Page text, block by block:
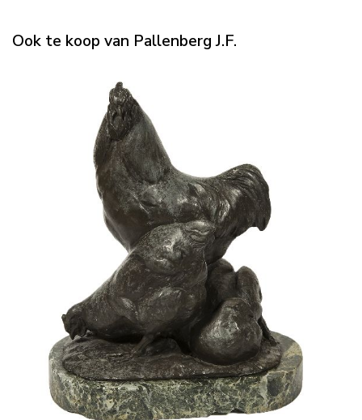
Ook te koop van Pallenberg J.F.